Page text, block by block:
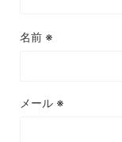
名前 ※
メール ※